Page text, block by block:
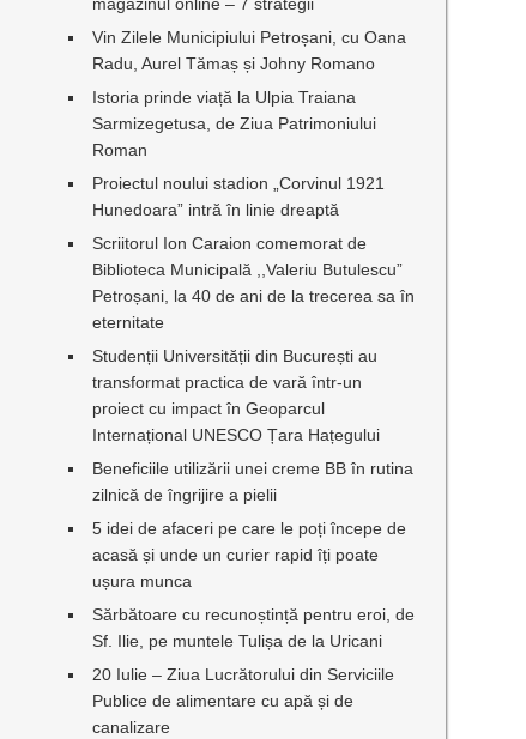
Vin Zilele Municipiului Petroșani, cu Oana
Radu, Aurel Tămaș și Johny Romano
Istoria prinde viață la Ulpia Traiana
Sarmizegetusa, de Ziua Patrimoniului
Roman
Proiectul noului stadion „Corvinul 1921
Hunedoara” intră în linie dreaptă
Scriitorul Ion Caraion comemorat de
Biblioteca Municipală ,,Valeriu Butulescu”
Petroșani, la 40 de ani de la trecerea sa în
eternitate
Studenții Universității din București au
transformat practica de vară într-un
proiect cu impact în Geoparcul
Internațional UNESCO Țara Hațegului
Beneficiile utilizării unei creme BB în rutina
zilnică de îngrijire a pielii
5 idei de afaceri pe care le poți începe de
acasă și unde un curier rapid îți poate
ușura munca
Sărbătoare cu recunoștință pentru eroi, de
Sf. Ilie, pe muntele Tulișa de la Uricani
20 Iulie – Ziua Lucrătorului din Serviciile
Publice de alimentare cu apă și de
canalizare